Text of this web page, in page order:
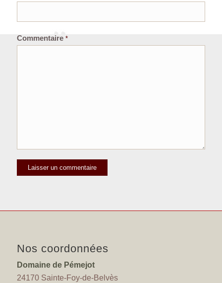
Commentaire *
Nos coordonnées
Domaine de Pémejot
24170 Sainte-Foy-de-Belvès